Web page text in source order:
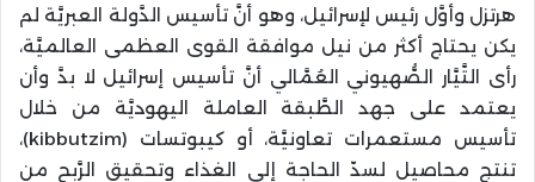
هرتزل وأوَّل رئيس لإسرائيل، وهو أنَّ تأسيس الدَّولة العبريَّة لم
يكن يحتاج أكثر من نيل موافقة القوى العظمى العالميَّة،
رأى التَّيَّار الصُّهيوني العُمَّالي أنَّ تأسيس إسرائيل لا بدَّ وأن
يعتمد على جهد الطَّبقة العاملة اليهوديَّة من خلال
تأسيس مستعمرات تعاونيَّة، أو كيبوتسات (kibbutzim)،
تنتج محاصيل لسدّ الحاجة إلى الغذاء وتحقيق الرَّبح من